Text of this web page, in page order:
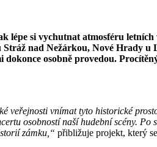
si vychutnat atmosféru
nad Nežárkou, Nové Hrady
osobně provedou.
veřejnosti vnímat tyto historické
osobností naší hudební scény.
zámku,“ přibližuje projekt, který